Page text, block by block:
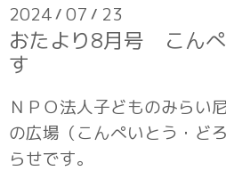
2024 / 07 / 23
おたより8月号 こん
す
ＮＰＯ法人子どものみらい
の広場（こんぺいとう・ど
らせです。